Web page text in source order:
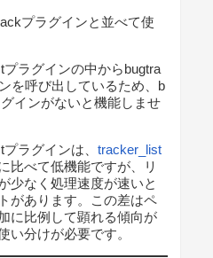
プラグインと並べて使
プラグインの中からbugtra
を呼び出しているため、b
インがないと機能しませ
プラグインは、tracker_list
比べて低機能ですが、リ
少なく処理速度が速いと
があります。この差はペ
に比例して顕れる傾向が
い分けが必要です。